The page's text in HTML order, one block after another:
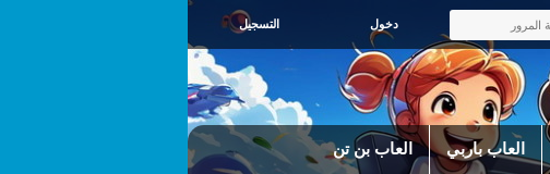
التسجيل
العاب باربي العاب بن تن